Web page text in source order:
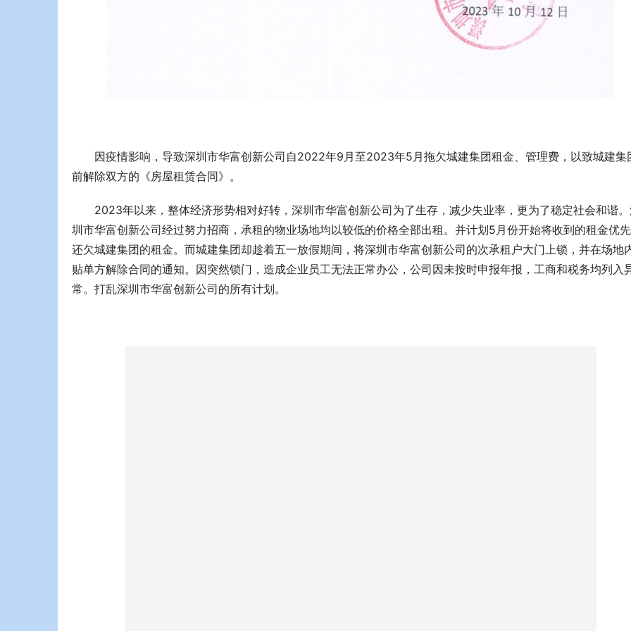
因疫情影响，导致深圳市华富创新公司自2022年9月至2023年5月拖欠城建集团租金、管理费，以致城建集
前解除双方的《房屋租赁合同》。
2023年以来，整体经济形势相对好转，深圳市华富创新公司为了生存，减少失业率，更为了稳定社会和谐
圳市华富创新公司经过努力招商，承租的物业场地均以较低的价格全部出租。并计划5月份开始将收到的租金优
还欠城建集团的租金。而城建集团却趁着五一放假期间，将深圳市华富创新公司的次承租户大门上锁，并在场地
贴单方解除合同的通知。因突然锁门，造成企业员工无法正常办公，公司因未按时申报年报，工商和税务均列入
常。打乱深圳市华富创新公司的所有计划。